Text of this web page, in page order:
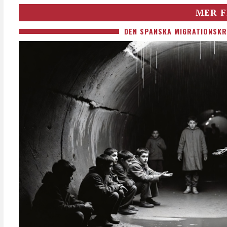
MER
DEN SPANSKA